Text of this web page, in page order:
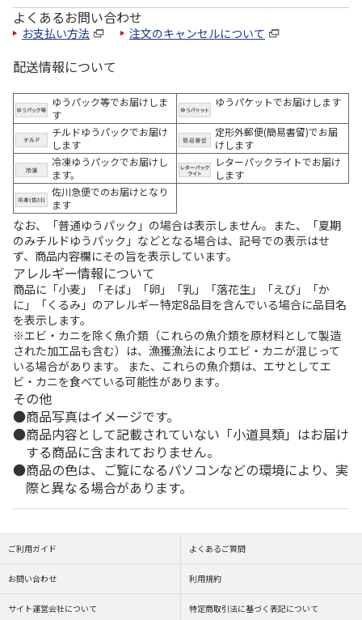
よくあるお問い合わせ
お支払い方法 注文のキャンセルについて
配送情報について
ゆうパック等でお届けしま
す
ゆうパケットでお届けします
チルドゆうパックでお届け
します
定形外郵便(簡易書留)でお届
けします
冷凍ゆうパックでお届けし
ます。
レターパックライトでお届け
します
佐川急便でのお届けとなり
ます
なお、「普通ゆうパック」の場合は表示しません。また、「夏期
のみチルドゆうパック」などとなる場合は、記号での表示はせ
ず、商品内容欄にその旨を表示しています。
アレルギー情報について
商品に「小麦」「そば」「卵」「乳」「落花生」「えび」「か
に」「くるみ」のアレルギー特定8品目を含んでいる場合に品目名
を表示します。
※エビ・カニを除く魚介類（これらの魚介類を原材料として製造
された加工品も含む）は、漁獲漁法によりエビ・カニが混じって
いる場合があります。 また、これらの魚介類は、エサとしてエ
ビ・カニを食べている可能性があります。
その他
商品写真はイメージです。
商品内容として記載されていない「小道具類」はお届け
する商品に含まれておりません。
商品の色は、ご覧になるパソコンなどの環境により、実
際と異なる場合があります。
ご利用ガイド よくあるご質問
お問い合わせ 利用規約
サイト運営会社について 特定商取引法に基づく表記について